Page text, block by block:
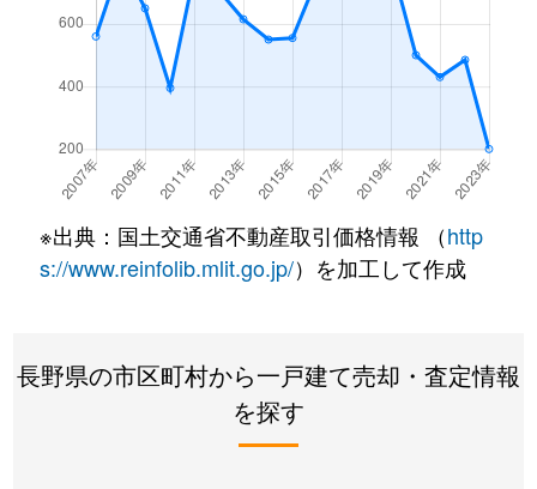
※出典：国土交通省不動産取引価格情報 （http
s://www.reinfolib.mlit.go.jp/）を加工して作成
長野県の市区町村から一戸建て売却・査定情報
を探す